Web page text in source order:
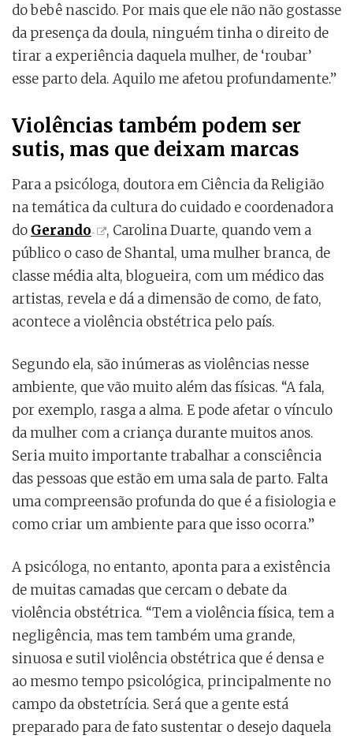
do bebê nascido. Por mais que ele não não gostasse
da presença da doula, ninguém tinha o direito de
tirar a experiência daquela mulher, de ‘roubar’
esse parto dela. Aquilo me afetou profundamente.”
Violências também podem ser
sutis, mas que deixam marcas
Para a psicóloga, doutora em Ciência da Religião
na temática da cultura do cuidado e coordenadora
do Gerando
, Carolina Duarte, quando vem a
público o caso de Shantal, uma mulher branca, de
classe média alta, blogueira, com um médico das
artistas, revela e dá a dimensão de como, de fato,
acontece a violência obstétrica pelo país.
Segundo ela, são inúmeras as violências nesse
ambiente, que vão muito além das físicas. “A fala,
por exemplo, rasga a alma. E pode afetar o vínculo
da mulher com a criança durante muitos anos.
Seria muito importante trabalhar a consciência
das pessoas que estão em uma sala de parto. Falta
uma compreensão profunda do que é a fisiologia e
como criar um ambiente para que isso ocorra.”
A psicóloga, no entanto, aponta para a existência
de muitas camadas que cercam o debate da
violência obstétrica. “Tem a violência física, tem a
negligência, mas tem também uma grande,
sinuosa e sutil violência obstétrica que é densa e
ao mesmo tempo psicológica, principalmente no
campo da obstetrícia. Será que a gente está
preparado para de fato sustentar o desejo daquela